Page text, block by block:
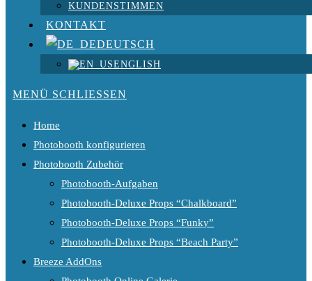
KUNDENSTIMMEN
KONTAKT
DEUTSCH
ENGLISH
MENÜ SCHLIESSEN
Home
Photobooth konfigurieren
Photobooth Zubehör
Photobooth-Aufgaben
Photobooth-Deluxe Props “Chalkboard”
Photobooth-Deluxe Props “Funky”
Photobooth-Deluxe Props “Beach Party”
Breeze AddOns